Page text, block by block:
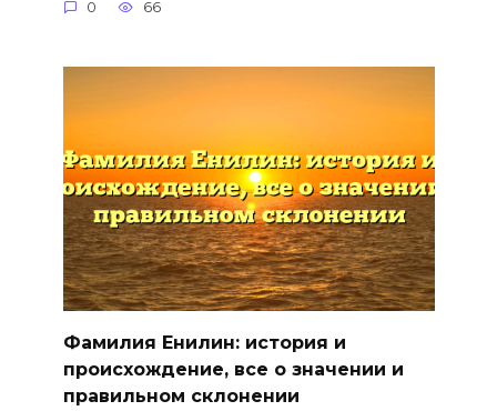
0 66
Фамилия Енилин: история и
происхождение, все о значении и
правильном склонении